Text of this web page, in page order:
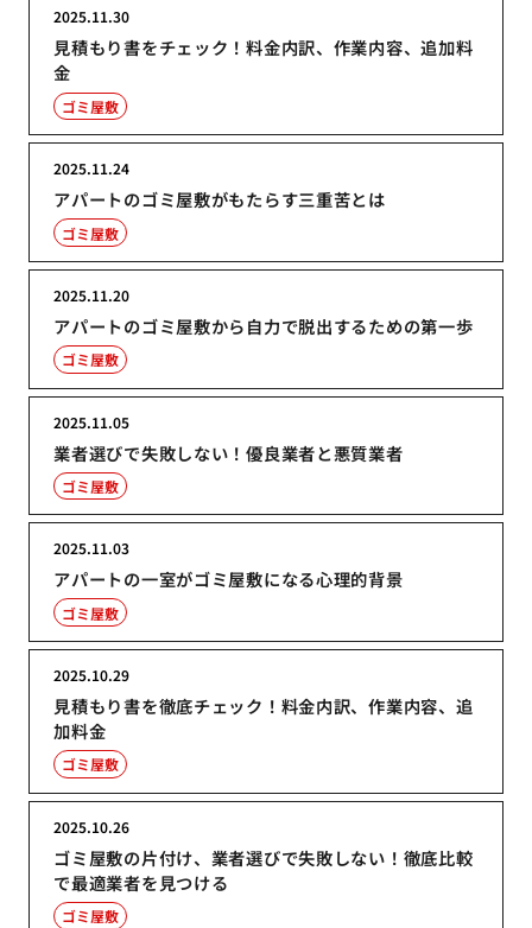
見積もり書をチェック！料金内訳、作業内容、追加料
金
2025.11.30
ゴミ屋敷
アパートのゴミ屋敷がもたらす三重苦とは
2025.11.24
ゴミ屋敷
アパートのゴミ屋敷から自力で脱出するための第一歩
2025.11.20
ゴミ屋敷
業者選びで失敗しない！優良業者と悪質業者
2025.11.05
ゴミ屋敷
アパートの一室がゴミ屋敷になる心理的背景
2025.11.03
ゴミ屋敷
見積もり書を徹底チェック！料金内訳、作業内容、追
加料金
2025.10.29
ゴミ屋敷
ゴミ屋敷の片付け、業者選びで失敗しない！徹底比較
で最適業者を見つける
2025.10.26
ゴミ屋敷